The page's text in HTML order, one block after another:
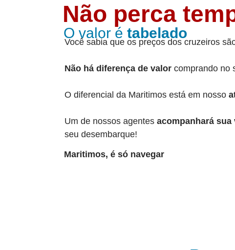
Não perca
O valor é tabelado
Você sabia que os preços dos cruzeiros
Não há diferença de valor comprando no
O diferencial da Maritimos está em nosso
Um de nossos agentes acompanhará sua
seu desembarque!
Maritimos, é só navegar